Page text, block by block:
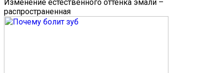
Изменение естественного оттенка эмали –
распространенная